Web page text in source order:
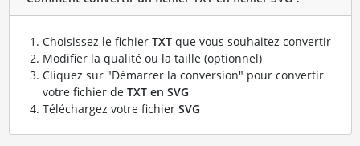
Choisissez le fichier TXTque vous souhaitez convertir
Modifier la qualité ou la taille (optionnel)
Cliquez sur "Démarrer la conversion" pour convertir
votre fichier de TXT en SVG
Téléchargez votre fichier SVG